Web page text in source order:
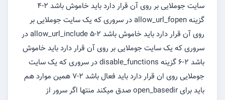
سایت جوملایی بر روی آن قرار دارد باید خاموش باشد ۲-۴
گزینه allow_url_fopen در سروری که یک سایت جوملایی بر
روی آن قرار دارد باید خاموش باشد ۲-۵ allow_url_include در
سروری که یک سایت جوملایی بر روی آن قرار دارد باید خاموش
باشد ۲-۶ گزینه disable_functions در سروری که یک سایت
جوملایی روی ان قرار دارد باید فعال باشد ۲-۷ همین موارد هم
باید برای open_basedir صدق میکند منتها اگر سرور از